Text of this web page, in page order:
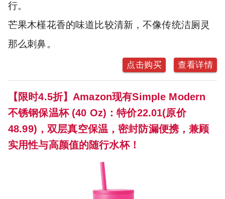
行。
芒果木槿花香的味道比较清新，不像传统洁厕灵
那么刺鼻。
点击购买 查看详情
【限时4.5折】Amazon现有Simple Modern
不锈钢保温杯 (40 Oz)：特价22.01(原价
48.99)，双层真空保温，密封防漏便携，兼顾
实用性与高颜值的随行水杯！